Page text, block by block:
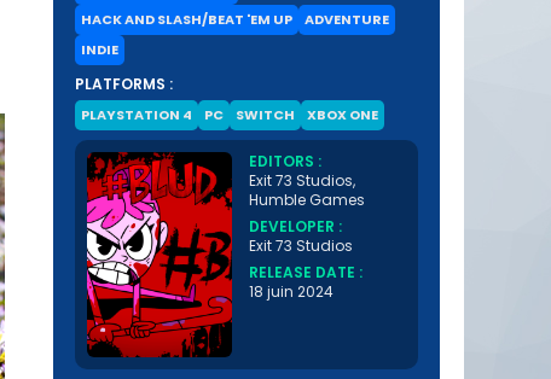
HACK AND SLASH/BEAT 'EM UP
ADVENTURE
INDIE
PLATFORMS :
PLAYSTATION 4 PC SWITCH XBOX ONE
EDITORS :
Exit 73 Studios,
Humble Games
DEVELOPER :
Exit 73 Studios
RELEASE DATE :
18 juin 2024